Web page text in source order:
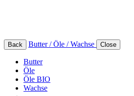
Back Butter / Öle / Wachse Close
Butter
Öle
Öle BIO
Wachse